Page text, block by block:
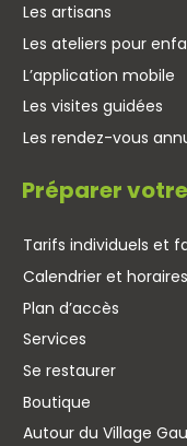
Les artisans
Les ateliers pour
L’application mobile
Les visites guidées
Les rendez-vous
Préparer
Tarifs individuels et
Calendrier et horaires
Plan d’accès
Services
Se restaurer
Boutique
Autour du Village